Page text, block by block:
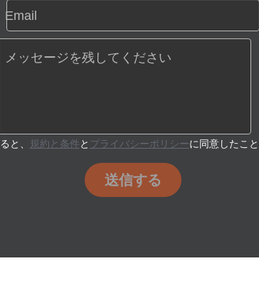
Email
メッセージを残してください
と、 規約と条件と プライバシーポリシーに同意したこ
送信する